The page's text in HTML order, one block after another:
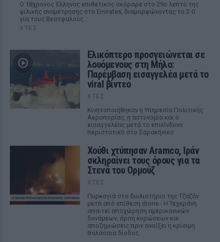
Ο 18χρονος Έλληνας επιθετικός σκόραρε στο 29ο λεπτό της
φιλικής αναμέτρησης στο Emirates, διαμορφώνοντας το 2-0
για τους Βεστφαλούς.
ΧΤΕΣ
Ελικόπτερο προσγειώνεται σε
λουόμενους στη Μήλο:
Παρέμβαση εισαγγελέα μετά το
viral βίντεο
ΧΤΕΣ
Κινητοποιήθηκαν η Υπηρεσία Πολιτικής
Αεροπορίας, η αστυνομία και ο
εισαγγελέας μετά το επικίνδυνο
περιστατικό στο Σαρακήνικο
Χούθι χτύπησαν Aramco, Ιράν
σκληραίνει τους όρους για τα
Στενά του Ορμούζ
ΧΤΕΣ
Πυρκαγιά στο διυλιστήριο της Τζαζάν
μετά από επίθεση drone - Η Τεχεράνη
απαιτεί αποχώρηση αμερικανικών
δυνάμεων, άρση κυρώσεων και
αποζημιώσεις πριν ανοίξει η κρίσιμη
θαλάσσια δίοδος